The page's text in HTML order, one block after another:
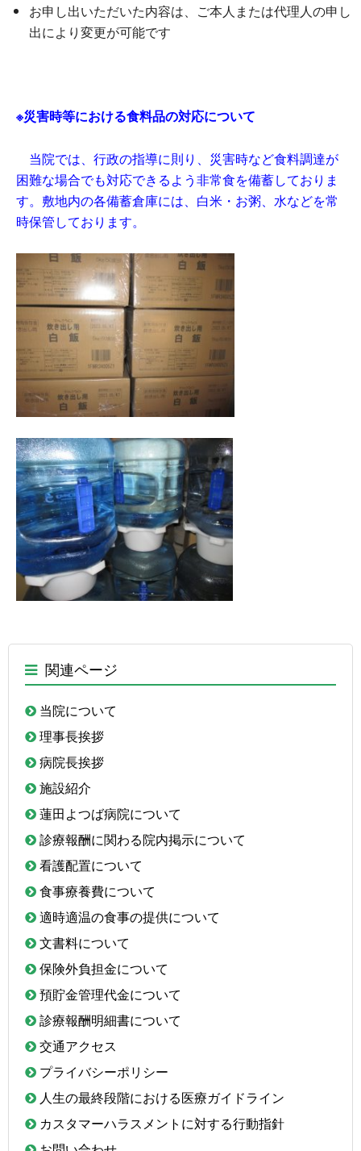
お申し出いただいた内容は、ご本人または代理人の申し
出により変更が可能です
※災害時等における食料品の対応について
当院では、行政の指導に則り、災害時など食料調達が
困難な場合でも対応できるよう非常食を備蓄しておりま
す。敷地内の各備蓄倉庫には、白米・お粥、水などを常
時保管しております。
関連ページ
当院について
理事長挨拶
病院長挨拶
施設紹介
蓮田よつば病院について
診療報酬に関わる院内掲示について
看護配置について
食事療養費について
適時適温の食事の提供について
文書料について
保険外負担金について
預貯金管理代金について
診療報酬明細書について
交通アクセス
プライバシーポリシー
人生の最終段階における医療ガイドライン
カスタマーハラスメントに対する行動指針